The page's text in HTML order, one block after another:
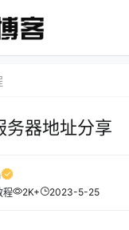
务器地址分享
程 2K+ 2023-5-25